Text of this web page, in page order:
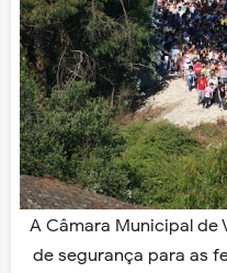
A Câmara Municipal de
de segurança para as